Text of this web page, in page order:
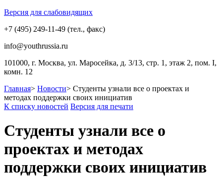
Версия для слабовидящих
+7 (495) 249-11-49 (тел., факс)
info@youthrussia.ru
101000, г. Москва, ул. Маросейка, д. 3/13, стр. 1, этаж 2, пом. I,
комн. 12
Главная> Новости> Cтуденты узнали все о проектах и
методах поддержки своих инициатив
К списку новостей Версия для печати
Cтуденты узнали все о
проектах и методах
поддержки своих инициатив